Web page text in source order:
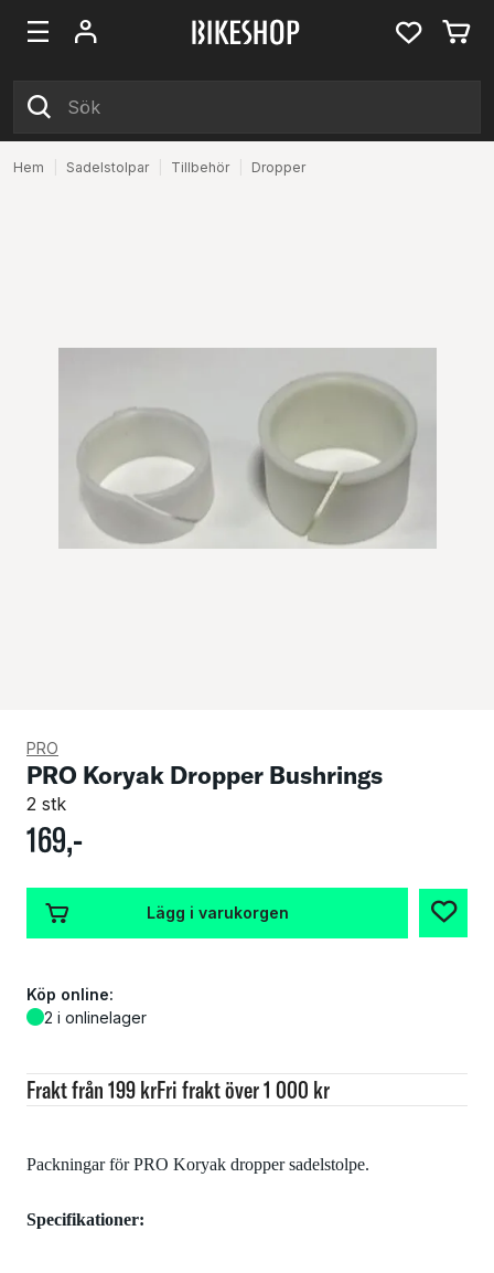
Hem Sadelstolpar Tillbehör Dropper
PRO
PRO Koryak Dropper Bushrings
2 stk
169,-
Packningar för PRO Koryak dropper sadelstolpe.
Specifikationer:
Frakt från 199 krFri frakt över 1 000 kr
Lägg i varukorgen
Köp online:
2 i onlinelager